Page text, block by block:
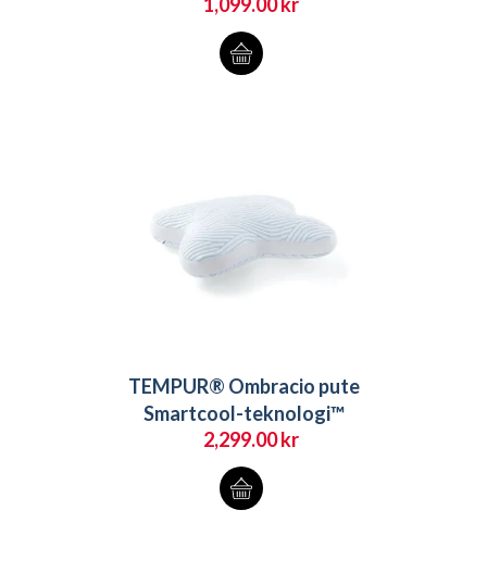
TEMPUR® Ombracio pute
Smartcool-teknologi™
2,299.00kr